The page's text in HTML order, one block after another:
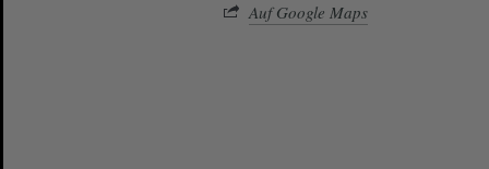
Auf Google Maps